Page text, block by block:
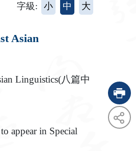
字級: 小 中 大
Asian
Linguistics(八篇中
appear in Special